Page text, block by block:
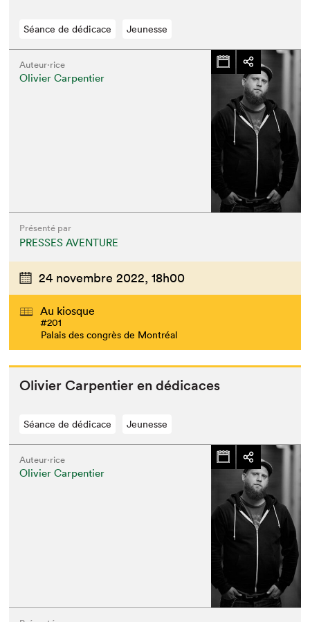
Séance de dédicace Jeunesse
Auteur·rice
Olivier Carpentier
Présenté par
PRESSES AVENTURE
24 novembre 2022, 18h00
Au kiosque
#201
Palais des congrès de Montréal
Olivi­er Car­pen­tier en dédicaces
Séance de dédicace Jeunesse
Auteur·rice
Olivier Carpentier